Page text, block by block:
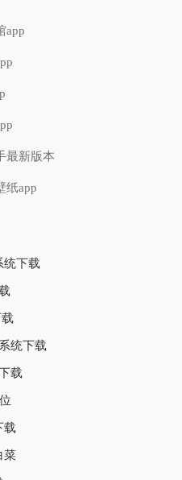
app
最新版本
纸app
统下载
统下载
载
载
菜